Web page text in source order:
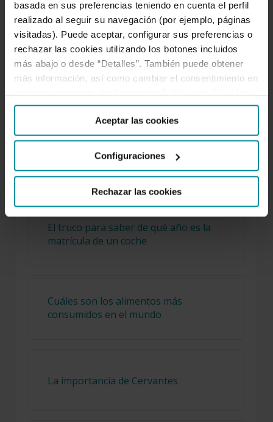
basada en sus preferencias teniendo en cuenta el perfil
realizado al seguir su navegación (por ejemplo, páginas
visitadas). Puede aceptar, configurar sus preferencias o
rechazar las cookies utilizando los botones incluidos
más abajo o desde “Detalles”. También puede obtener
más información, así como cambiar el consentimiento en
Aceptar las cookies
Configuraciones
Rechazar las cookies
Facebook
Twitter
Instagram
LinkedIn
YouTube
LO MÁS LEÍDO
Los mejores podcasts de negocios
El truco para saber de qué año es la
matrícula de un coche
Cuáles son los alimentos más
consumidos en el mundo
La importancia de Cervantes